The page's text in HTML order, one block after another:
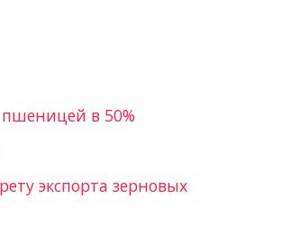
в 50%
экспорта зерновых